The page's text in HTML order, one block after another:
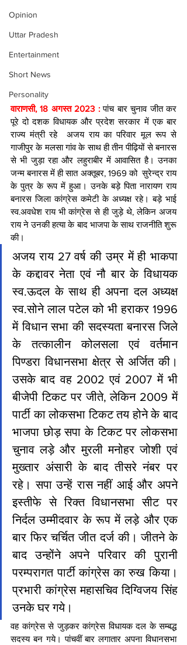
Opinion
Uttar Pradesh
Entertainment
Short News
Personality
वाराणसी, 18 अगस्त 2023 : पांच बार चुनाव जीत कर
पूरे दो दशक विधायक और प्रदेश सरकार में एक बार
राज्य मंत्री रहे  अजय राय का परिवार मूल रूप से
गाजीपुर के मलसा गांव के साथ ही तीन पीढ़ियों से बनारस
से भी जुड़ा रहा और लहुराबीर में आवासित है। उनका
जन्म बनारस में ही सात अक्तूबर, 1969 को  सुरेन्द्र राय
के पुत्र के रूप में हुआ। उनके बड़े पिता नारायण राय
बनारस जिला कांग्रेस कमेटी के अध्यक्ष रहे। बड़े भाई
स्व.अवधेश राय भी कांग्रेस से ही जुड़े थे, लेकिन अजय
राय ने उनकी हत्या के बाद भाजपा के साथ राजनीति शुरू
की।
अजय राय 27 वर्ष की उम्र में ही भाकपा
के कद्दावर नेता एवं नौ बार के विधायक
स्व.ऊदल के साथ ही अपना दल अध्यक्ष
स्व.सोने लाल पटेल को भी हराकर 1996
में विधान सभा की सदस्यता बनारस जिले
के तत्कालीन कोलसला एवं वर्तमान
पिण्डरा विधानसभा क्षेत्र से अर्जित की।
उसके बाद वह 2002 एवं 2007 में भी
बीजेपी टिकट पर जीते, लेकिन 2009 में
पार्टी का लोकसभा टिकट तय होने के बाद
भाजपा छोड़ सपा के टिकट पर लोकसभा
चुनाव लड़े और मुरली मनोहर जोशी एवं
मुख्तार अंसारी के बाद तीसरे नंबर पर
रहे। सपा उन्हें रास नहीं आई और अपने
इस्तीफे से रिक्त विधानसभा सीट पर
निर्दल उम्मीदवार के रूप में लड़े और एक
बार फिर चर्चित जीत दर्ज की। जीतने के
बाद उन्होंने अपने परिवार की पुरानी
परम्परागत पार्टी कांग्रेस का रुख किया।
प्रभारी कांग्रेस महासचिव दिग्विजय सिंह
उनके घर गये।
वह कांग्रेस से जुड़कर कांग्रेस विधायक दल के सम्बद्ध
सदस्य बन गये। पांचवीं बार लगातार अपना विधानसभा